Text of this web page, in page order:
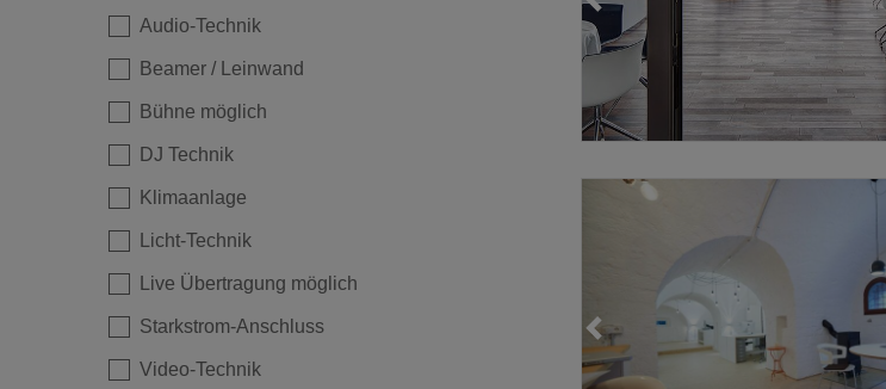
Audio-Technik
Beamer / Leinwand
Bühne möglich
DJ Technik
Klimaanlage
Licht-Technik
Live Übertragung möglich
Starkstrom-Anschluss
Video-Technik
Loading...